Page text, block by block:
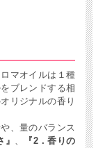
マオイルは１種
ブレンドする相
リジナルの香り
、量のバランス
』 、
『2．香りの